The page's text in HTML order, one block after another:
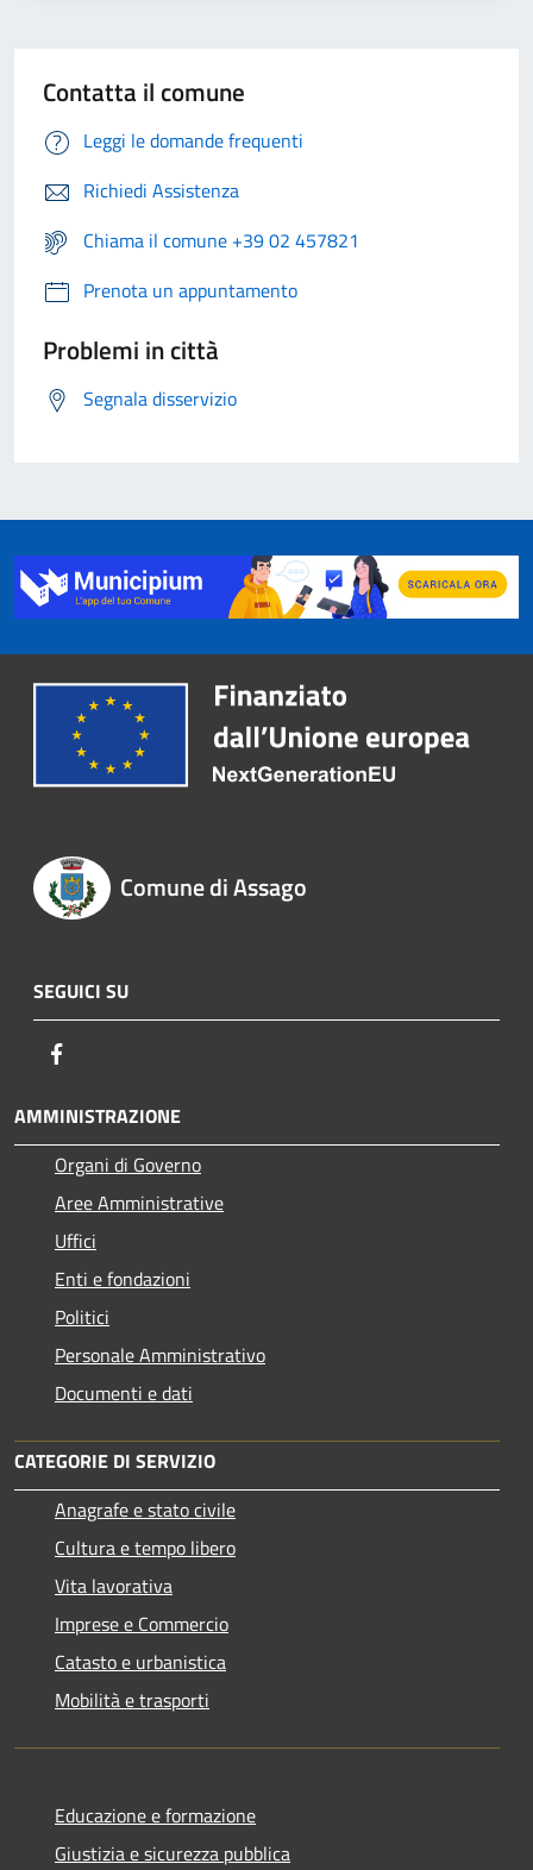
Contatta il comune
Leggi le domande frequenti
Richiedi Assistenza
Chiama il comune +39 02 457821
Prenota un appuntamento
Problemi in città
Segnala disservizio
Comune di Assago
SEGUICI SU
AMMINISTRAZIONE
Organi di Governo
Aree Amministrative
Uffici
Enti e fondazioni
Politici
Personale Amministrativo
Documenti e dati
CATEGORIE DI SERVIZIO
Anagrafe e stato civile
Cultura e tempo libero
Vita lavorativa
Imprese e Commercio
Catasto e urbanistica
Mobilità e trasporti
Educazione e formazione
Giustizia e sicurezza pubblica